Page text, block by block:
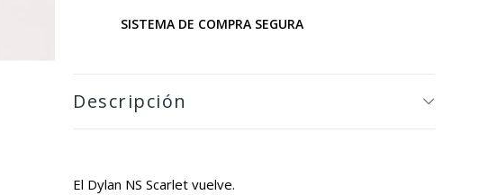
SISTEMA DE COMPRA SEGURA
Descripción
El Dylan NS Scarlet vuelve.